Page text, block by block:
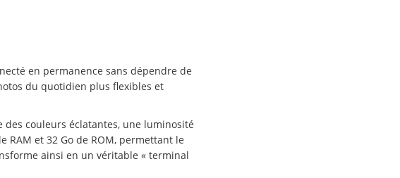
en permanence sans dépendre de
du quotidien plus flexibles et
des couleurs éclatantes, une luminosité
et 32 Go de ROM, permettant le
ainsi en un véritable « terminal